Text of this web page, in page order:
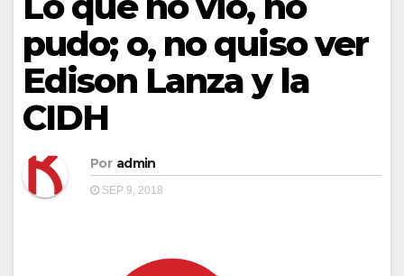
pudo; o, no quiso ver
Edison Lanza y la
CIDH
Por admin
SEP 9, 2018